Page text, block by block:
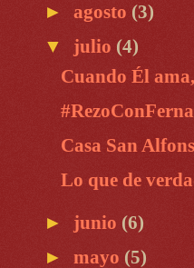
► agosto (3)
▼ julio (4)
Cuando Él
Casa San
Lo que de
► junio (6)
► mayo (5)